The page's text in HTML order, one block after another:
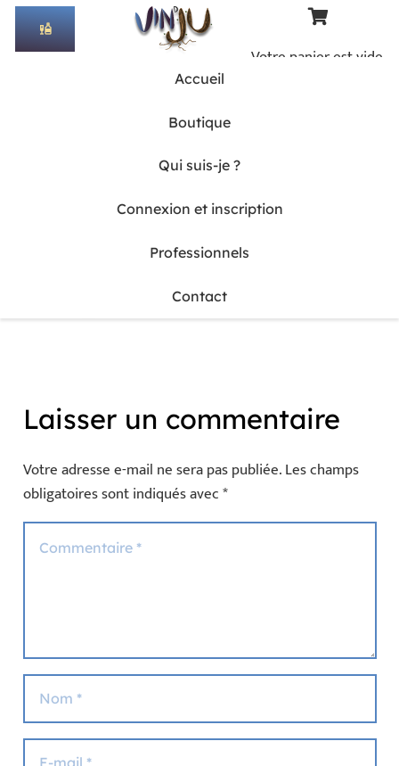
liquor
Votre panier est vide.
Accueil
Boutique
Qui suis-je ?
Connexion et inscription
Professionnels
Contact
Laisser un commentaire
Votre adresse e-mail ne sera pas publiée.Les champs
obligatoires sont indiqués avec*